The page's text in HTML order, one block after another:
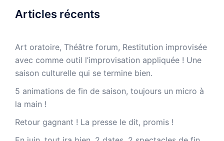
Articles récents
Art oratoire, Théâtre forum, Restitution improvisée
avec comme outil l’improvisation appliquée ! Une
saison culturelle qui se termine bien.
5 animations de fin de saison, toujours un micro à
la main !
Retour gagnant ! La presse le dit, promis !